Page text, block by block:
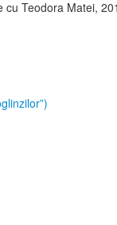
Teodora Matei,